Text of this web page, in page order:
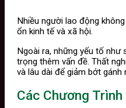
Nhiều người lao động
ổn kinh tế và xã hội.
Ngoài ra, những yếu tố
trọng thêm vấn đề. Thất
và lâu dài để giảm bớt gánh
Các Chương